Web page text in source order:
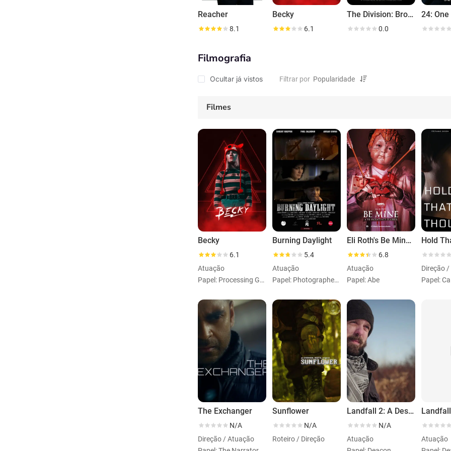
Reacher
8.1
Becky
6.1
The Division: Brooklyn
0.0
24:
Filmografia
Ocultar já vistos Filtrar por
Filmes
Becky
6.1
Atuação
Papel: Processing Guard
Burning Daylight
5.4
Atuação
Papel: Photographer #3
Eli Roth's Be Mine: A VR Valentine's Slasher
6.8
Atuação
Papel: Abe
Hold
Papel:
The Exchanger
N/A
Direção / Atuação
Sunflower
N/A
Roteiro / Direção
Landfall 2: A Destiny Story
N/A
Atuação
Atuação